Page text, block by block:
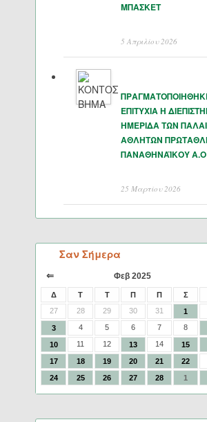
ΜΠΑΣΚΕΤ
5 Απριλίου 2026
ΕΠΙΤΥΧΙΑ Η
ΗΜΕΡΙΔΑ ΤΩΝ
ΑΘΛΗΤΩΝ
ΠΑΝΑΘΗΝΑΪΚΟΥ Α.Ο
25 Μαρτίου 2026
Σαν Σήμερα
⇐ Φεβ 2025
Δ Τ Τ Π Π
Σ
27
28 29 30 31
1
3
4 5 6 7 8
10 11 12 13 14
15
17
18 19 20 21
22
24
25 26 27 28 1